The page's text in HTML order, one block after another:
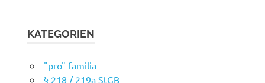
KATEGORIEN
"pro" familia
§ 218 / 219a StGB